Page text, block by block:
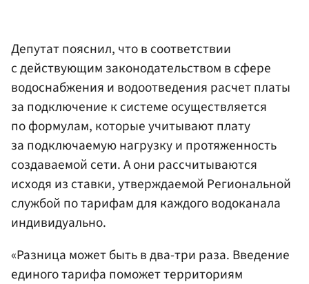
Депутат пояснил, что в соответствии
с действующим законодательством в сфере
водоснабжения и водоотведения расчет платы
за подключение к системе осуществляется
по формулам, которые учитывают плату
за подключаемую нагрузку и протяженность
создаваемой сети. А они рассчитываются
исходя из ставки, утверждаемой Региональной
службой по тарифам для каждого водоканала
индивидуально.
«Разница может быть в два-три раза. Введение
единого тарифа поможет территориям